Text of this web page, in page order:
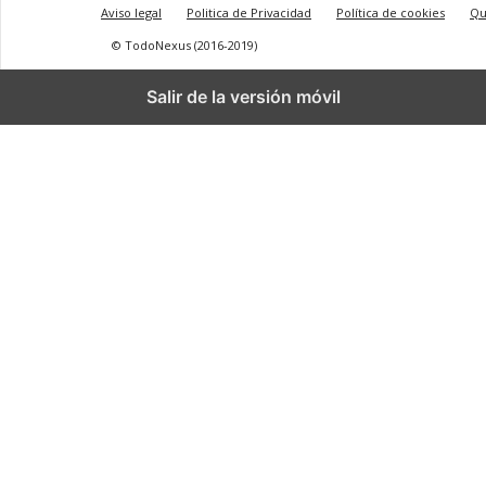
Aviso legal Politica de Privacidad Política de cookies
© TodoNexus (2016-2019)
Salir de la versión móvil